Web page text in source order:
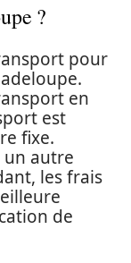
?
pour
en
est
fixe.
un autre
les frais
de